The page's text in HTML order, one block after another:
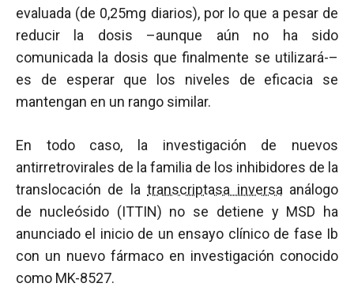
evaluada (de 0,25mg diarios), por lo que a pesar de
reducir la dosis –aunque aún no ha sido
comunicada la dosis que finalmente se utilizará-–
es de esperar que los niveles de eficacia se
mantengan en un rango similar.
En todo caso, la investigación de nuevos
antirretrovirales de la familia de los inhibidores de la
translocación de latranscriptasa inversa análogo
de nucleósido (ITTIN) no se detiene y MSD ha
anunciado el inicio de un ensayo clínico de fase Ib
con un nuevo fármaco en investigación conocido
como MK-8527.